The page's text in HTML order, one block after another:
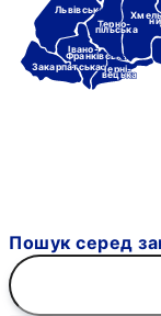
Черні-
вецька
Івано-
Франківська
Львівська
Терно-
пільська
Закарпатська
Пошук серед